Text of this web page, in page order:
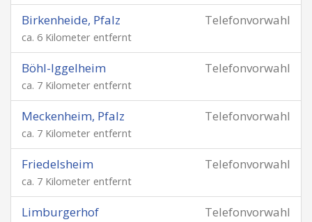
Telefonvorwahl
Birkenheide, Pfalz
ca. 6 Kilometer entfernt
Telefonvorwahl
Böhl-Iggelheim
ca. 7 Kilometer entfernt
Telefonvorwahl
Meckenheim, Pfalz
ca. 7 Kilometer entfernt
Telefonvorwahl
Friedelsheim
ca. 7 Kilometer entfernt
Telefonvorwahl
Limburgerhof